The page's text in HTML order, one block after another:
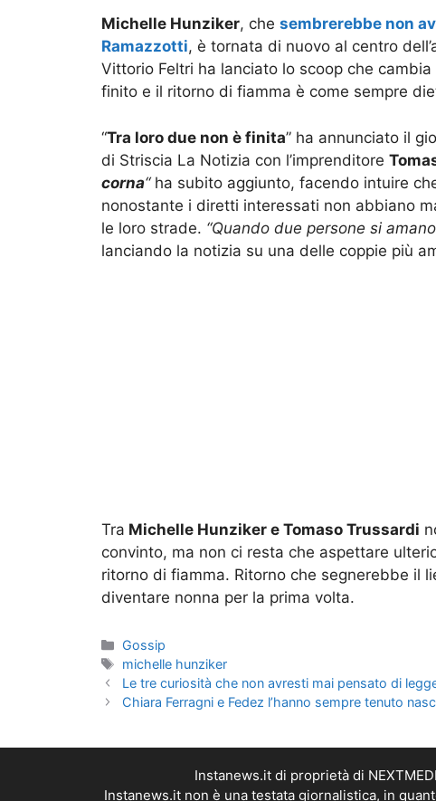
Michelle Hunziker, che sembrerebbe non
Ramazzotti, è tornata di nuovo al centro
Vittorio Feltri ha lanciato lo scoop che
finito e il ritorno di fiamma è come sempre
“Tra loro due non è finita” ha annunciato il
di Striscia La Notizia con l’imprenditore
corna“ha subito aggiunto, facendo intuire
nonostante i diretti interessati non abbiano
le loro strade. “Quando due persone si
lanciando la notizia su una delle coppie più
Tra Michelle Hunziker e Tomaso Trussardi
convinto, ma non ci resta che aspettare
ritorno di fiamma. Ritorno che segnerebbe il
diventare nonna per la prima volta.
Categorie
Gossip
Tag
michelle hunziker
Le tre curiosità che non avresti mai pensato di
Chiara Ferragni e Fedez l’hanno sempre tenuto
Instanews.it di proprietà di
Instanews.it non è una testata giornalistica, in